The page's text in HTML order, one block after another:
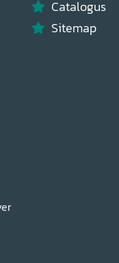
Catalogus
Sitemap